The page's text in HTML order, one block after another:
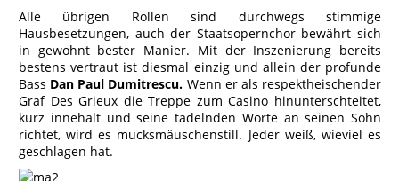
Alle übrigen Rollen sind durchwegs stimmige
Hausbesetzungen, auch der Staatsopernchor bewährt sich
in gewohnt bester Manier. Mit der Inszenierung bereits
bestens vertraut ist diesmal einzig und allein der profunde
Bass Dan Paul Dumitrescu. Wenn er als respektheischender
Graf Des Grieux die Treppe zum Casino hinunterschteitet,
kurz innehält und seine tadelnden Worte an seinen Sohn
richtet, wird es mucksmäuschenstill. Jeder weiß, wieviel es
geschlagen hat.